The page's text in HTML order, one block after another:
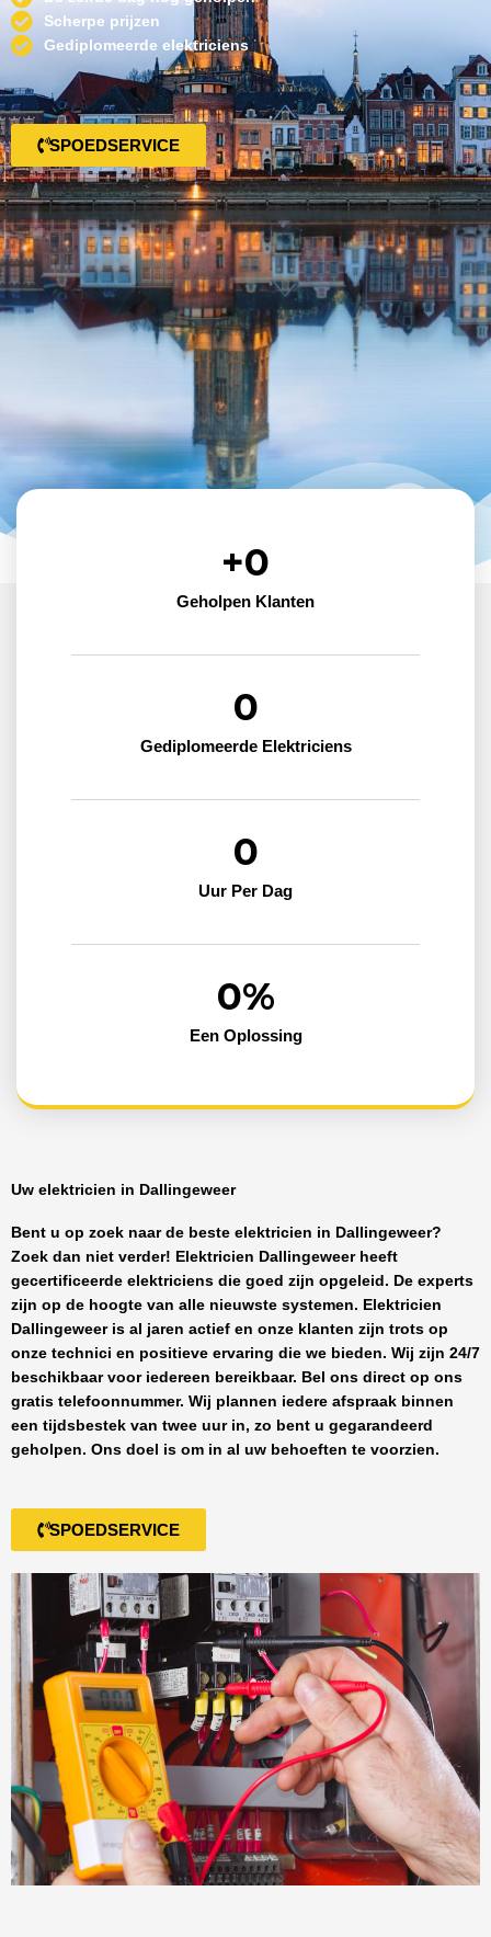
Scherpe prijzen
Gediplomeerde elektriciens
SPOEDSERVICE
Geholpen Klanten
+0
Gediplomeerde Elektriciens
0
Uur Per Dag
0
Een Oplossing
0%
Uw elektricien in Dallingeweer
Bent u op zoek naar de beste elektricien in Dallingeweer?
Zoek dan niet verder! Elektricien Dallingeweerheeft
gecertificeerde elektriciens die goed zijn opgeleid. De experts
zijn op de hoogte van alle nieuwste systemen. Elektricien
Dallingeweeris al jaren actief en onze klanten zijn trots op
onze technici en positieve ervaring die we bieden. Wij zijn 24/7
beschikbaar voor iedereen bereikbaar. Bel ons direct op ons
gratis telefoonnummer. Wij plannen iedere afspraak binnen
een tijdsbestek van twee uur in, zo bent u gegarandeerd
geholpen. Ons doel is om in al uw behoeften te voorzien.
SPOEDSERVICE